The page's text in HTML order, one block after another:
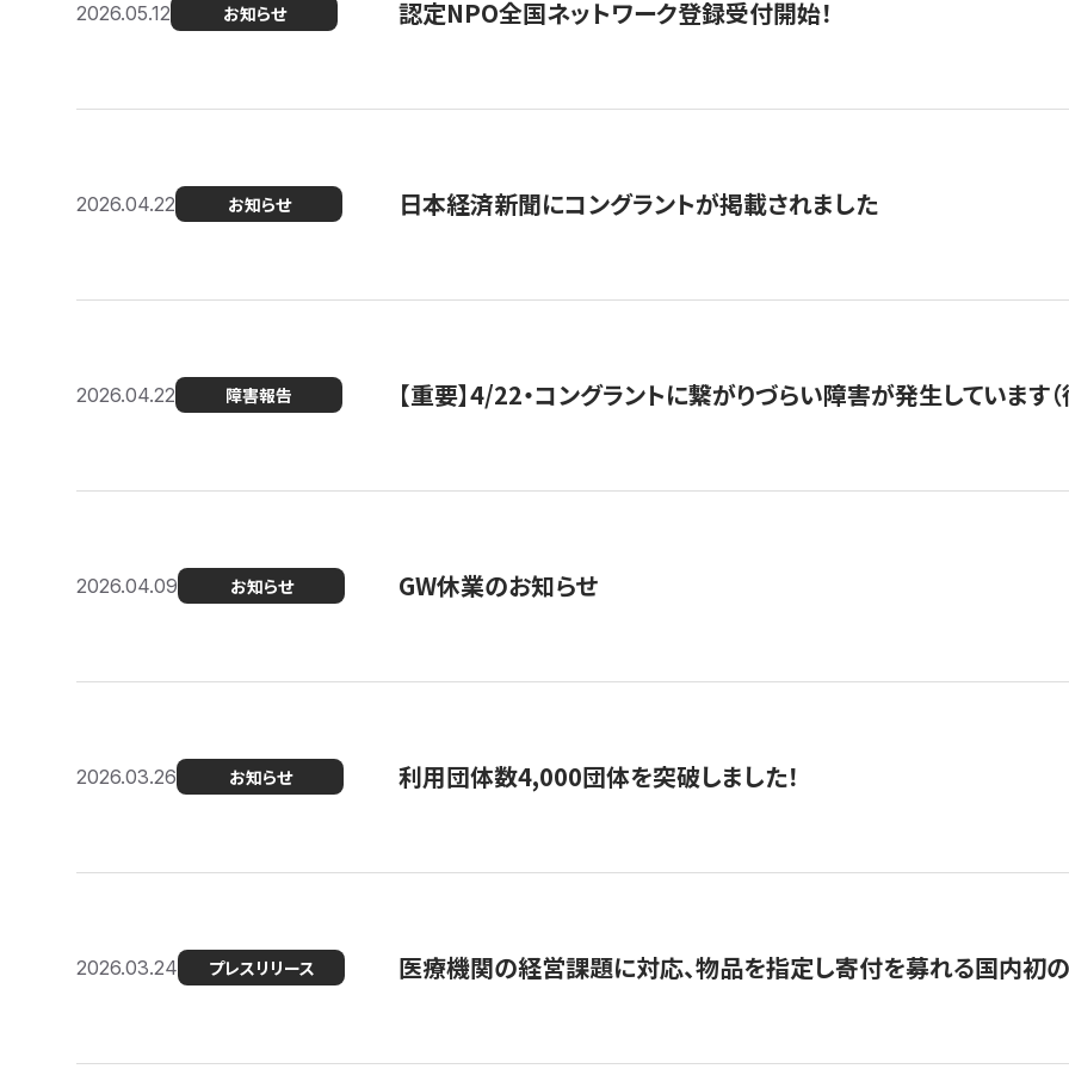
2026.05.12 お知らせ 認定NPO全国ネットワーク登録受付開始！
2026.04.22 お知らせ 日本経済新聞にコングラントが掲載されました
2026.04.22 障害報告 【重要】4/22・コングラントに繋がりづらい障害が発生しています（
2026.04.09 お知らせ GW休業のお知らせ
2026.03.26 お知らせ 利用団体数4,000団体を突破しました！
2026.03.24 プレスリリース 医療機関の経営課題に対応、物品を指定し寄付を募れる国内初の